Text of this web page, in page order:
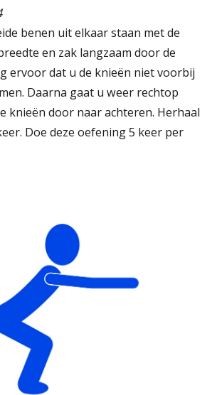
benen uit elkaar staan met de
en zak langzaam door de
ervoor dat u de knieën niet voorbij
Daarna gaat u weer rechtop
knieën door naar achteren. Herhaal
Doe deze oefening 5 keer per